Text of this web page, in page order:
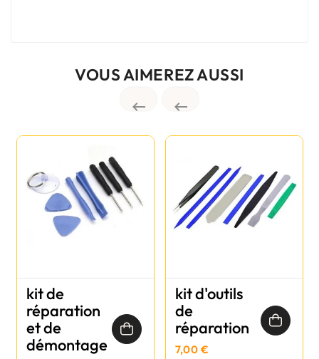
VOUS AIMEREZ AUSSI
 
kit de
réparation
et de
démontage
kit d'outils
de
réparation
7,00 €